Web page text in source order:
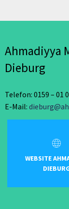
Ahmadiyya
Dieburg
Telefon: 0159 – 01
E-Mail:
WEBSITE